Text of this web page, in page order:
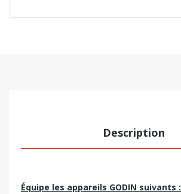
Description
Équipe les appareils GODIN suivants :